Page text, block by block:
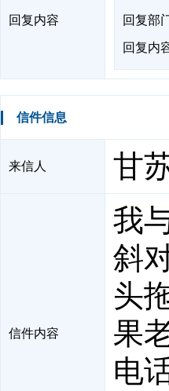
回复内容 回复部
回复内
信件信息
来信人 甘
信件内容
我
斜
头
果
电